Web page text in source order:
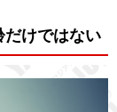
だけではない